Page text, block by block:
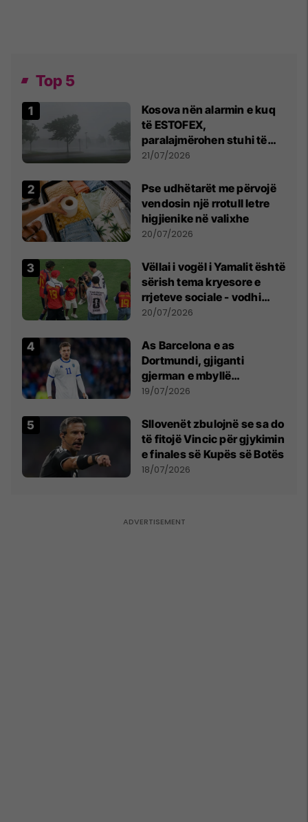
Top 5
Kosova nën alarmin e kuq
të ESTOFEX,
paralajmërohen stuhi të
fuqishme me breshër dhe
21/07/2026
Pse udhëtarët me përvojë
vendosin një rrotull letre
higjienike në valixhe
20/07/2026
Vëllai i vogël i Yamalit është
sërish tema kryesore e
rrjeteve sociale - vodhi
vëmendjen pas finales së
20/07/2026
As Barcelona e as
Dortmundi, gjiganti
gjerman e mbyllë
marrëveshjen për Fisnik
19/07/2026
Sllovenët zbulojnë se sa do
të fitojë Vincic për gjykimin
e finales së Kupës së Botës
18/07/2026